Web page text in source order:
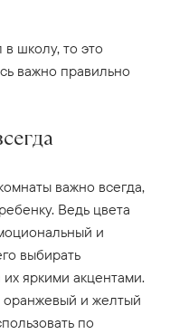
школу, то это
важно правильно
важно всегда,
Ведь цвета
и
выбирать
яркими акцентами.
оранжевый и желтый
по